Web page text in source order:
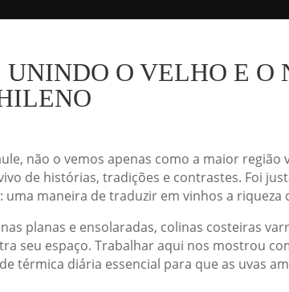
UNINDO O VELHO E O
não o vemos apenas como a maior região
de histórias, tradições e contrastes. Foi
uma maneira de traduzir em vinhos a
planas e ensolaradas, colinas costeiras
seu espaço. Trabalhar aqui nos mostrou
térmica diária essencial para que as uvas